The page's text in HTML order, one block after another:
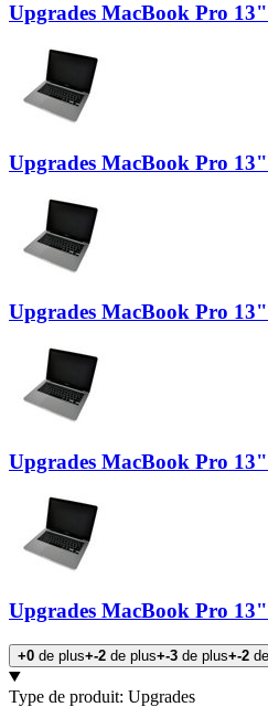
Upgrades MacBook Pro
Upgrades MacBook Pro
Upgrades MacBook Pro
Upgrades MacBook Pro
Upgrades MacBook Pro
+0 de plus+-2 de plus+-3 de plus+-2
Products
Type de produit: Upgrades